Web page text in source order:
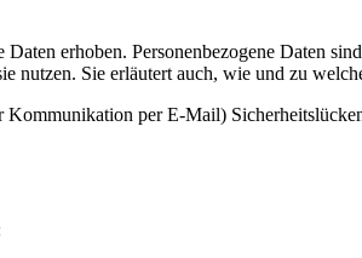
Daten erhoben. Personenbezogene Daten
nutzen. Sie erläutert auch, wie und zu
per E-Mail)